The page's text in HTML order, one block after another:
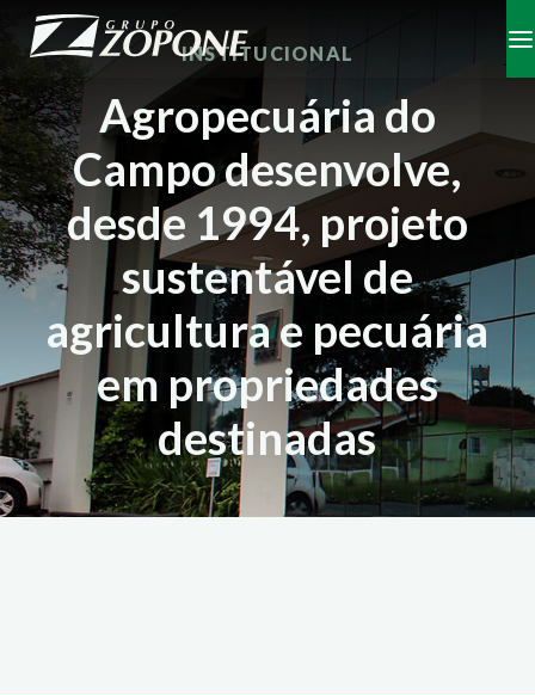
INSTITUCIONAL
Agropecuária do
Campo desenvolve,
desde 1994, projeto
sustentável de
agricultura e pecuária
em propriedades
destinadas